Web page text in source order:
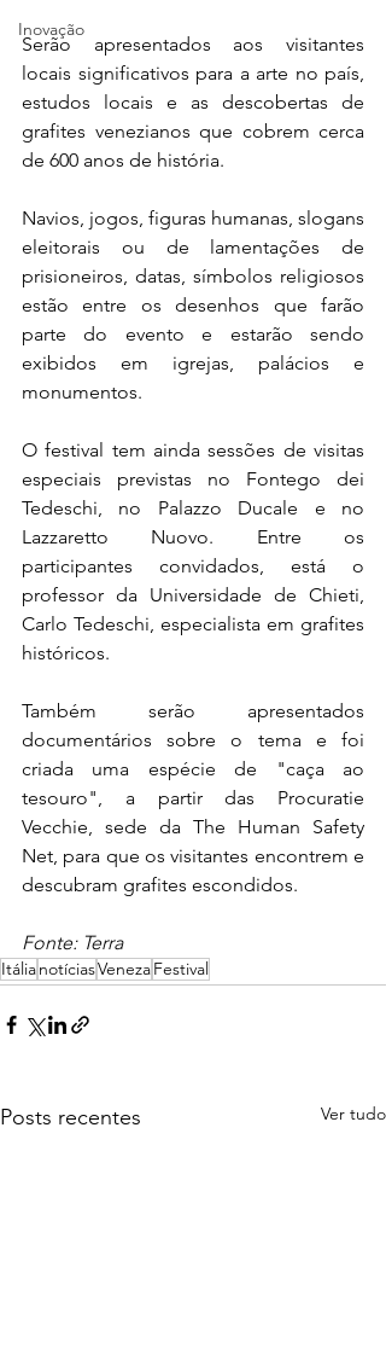
Inovação
Serão apresentados aos visitantes
locais significativos para a arte no país,
estudos locais e as descobertas de
grafites venezianos que cobrem cerca
de 600 anos de história.
Navios, jogos, figuras humanas, slogans
eleitorais ou de lamentações de
prisioneiros, datas, símbolos religiosos
estão entre os desenhos que farão
parte do evento e estarão sendo
exibidos em igrejas, palácios e
monumentos.
O festival tem ainda sessões de visitas
especiais previstas no Fontego dei
Tedeschi, no Palazzo Ducale e no
Lazzaretto Nuovo. Entre os
participantes convidados, está o
professor da Universidade de Chieti,
Carlo Tedeschi, especialista em grafites
históricos.
Também serão apresentados
documentários sobre o tema e foi
criada uma espécie de "caça ao
tesouro", a partir das Procuratie
Vecchie, sede da The Human Safety
Net, para que os visitantes encontrem e
descubram grafites escondidos.
Fonte: Terra
ItálianotíciasVenezaFestival
Posts recentes Ver tudo